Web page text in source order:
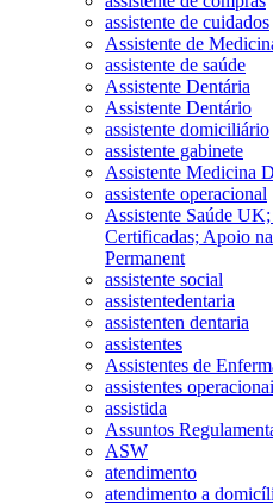
assistente de cuidados
Assistente de
assistente de saúde
Assistente Dentária
Assistente Dentário
assistente domiciliário
assistente gabinete
Assistente Medicina
assistente operacional
Assistente Saúde
Certificadas; Apoio
Permanent
assistente social
assistentedentaria
assistenten dentaria
assistentes
Assistentes de
assistentes
assistida
Assuntos
ASW
atendimento
atendimento a